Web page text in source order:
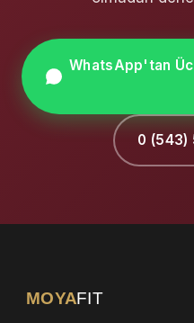
WhatsApp'tan
0 (543)
MOYAFIT